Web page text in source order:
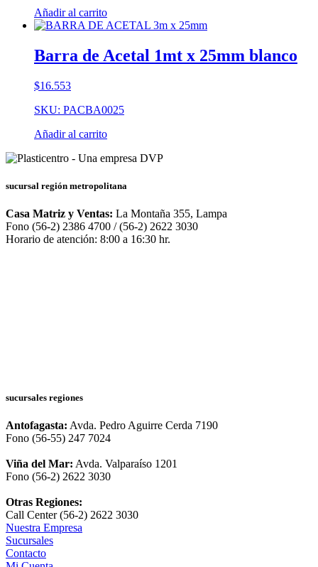
Añadir al carrito
Barra de Acetal 1mt x 25mm blanco
$16.553
SKU: PACBA0025
Añadir al carrito
sucursal región metropolitana
Casa Matriz y Ventas: La Montaña 355, Lampa
Fono (56-2) 2386 4700 / (56-2) 2622 3030
Horario de atención: 8:00 a 16:30 hr.
sucursales regiones
Antofagasta: Avda. Pedro Aguirre Cerda 7190
Fono (56-55) 247 7024
Viña del Mar: Avda. Valparaíso 1201
Fono (56-2) 2622 3030
Otras Regiones:
Call Center (56-2) 2622 3030
Nuestra Empresa
Sucursales
Contacto